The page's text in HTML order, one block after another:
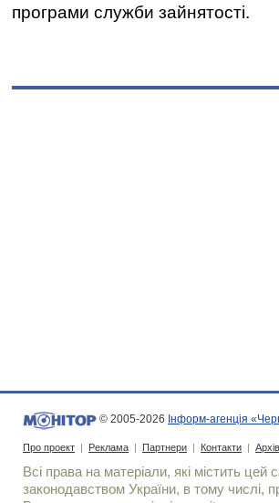
програми служби зайнятості.
© 2005-2026 Інформ-агенція
Про проект | Реклама | Партнери | Контакти | Архів
Всі права на матеріали, які містить цей
законодавством України, в тому числі,